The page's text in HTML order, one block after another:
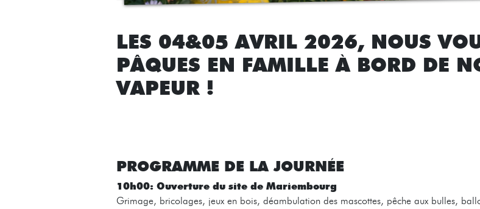
LES 04&05 AVRIL 2026, NOUS
PÂQUES EN FAMILLE À BORD DE
VAPEUR !
PROGRAMME DE LA JOURNÉE
10h00: Ouverture du site de Mariembourg
Grimage, bricolages, jeux en bois, déambulation des mascottes, pêche aux bulles,